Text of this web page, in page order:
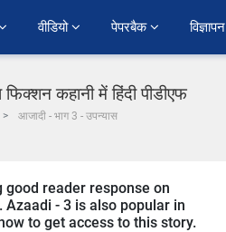
वीडियो पेपरबैक विज्ञापन
फिक्शन कहानी में हिंदी पीडीएफ
आजादी - भाग 3 - उपन्यास
good reader response on
- 3 is also popular in
to get access to this story.